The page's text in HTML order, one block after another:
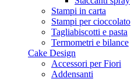
Stampi in carta
Stampi per cioccolato
Tagliabiscotti e pasta
Termometri e bilance
Cake Design
Accessori per Fiori
Addensanti